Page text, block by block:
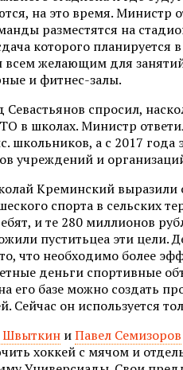
на это время. Министр
разместятся на
которого планируется в
всем желающим для
и фитнес-залы.
спросил,
в школах. Министр
школьников, а с 2017 года
учреждений и
Креминский выразили
спорта в сельских
и те 280 миллионов
пуститьцеа эти цели.
что необходимо более
деньги спортивные
его базе можно создать
Сейчас он используется
иПавел Семизоров
хоккей с мячом и